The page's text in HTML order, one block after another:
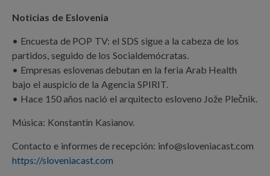
Noticias de Eslovenia
• Encuesta de POP TV: el SDS sigue a la cabeza de los
partidos, seguido de los Socialdemócratas.
• Empresas eslovenas debutan en la feria Arab Health
bajo el auspicio de la Agencia SPIRIT.
• Hace 150 años nació el arquitecto esloveno Jože Plečnik.
Música: Konstantin Kasianov.
Contacto e informes de recepción: info@sloveniacast.com
https://sloveniacast.com